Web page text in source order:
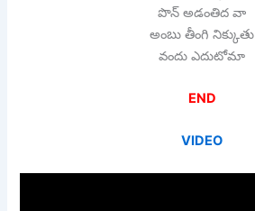
పొన్ అడంతిద వా
అంబు తీంగి నిక్కుతు
వందు ఎదుటోమా
END
VIDEO